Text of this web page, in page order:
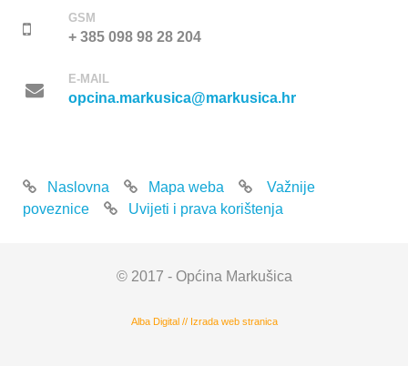
GSM
+ 385 098 98 28 204
E-MAIL
opcina.markusica@markusica.hr
Naslovna Mapa weba
Važnije
poveznice
Uvijeti i prava korištenja
© 2017 - Općina Markušica
Alba Digital // Izrada web stranica